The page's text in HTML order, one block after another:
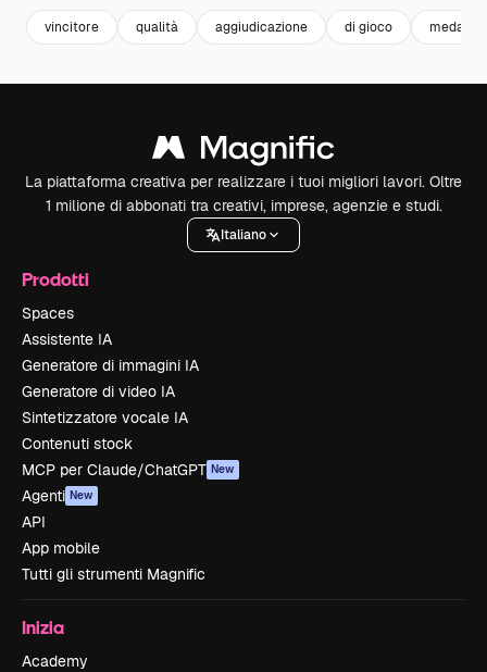
vincitore qualità aggiudicazione di gioco medaglia
La piattaforma creativa per realizzare i tuoi migliori lavori. Oltre
1 milione di abbonati tra creativi, imprese, agenzie e studi.
Italiano
Prodotti
Spaces
Assistente IA
Generatore di immagini IA
Generatore di video IA
Sintetizzatore vocale IA
Contenuti stock
MCP per Claude/ChatGPT New
Agenti New
API
App mobile
Tutti gli strumenti Magnific
Inizia
Academy